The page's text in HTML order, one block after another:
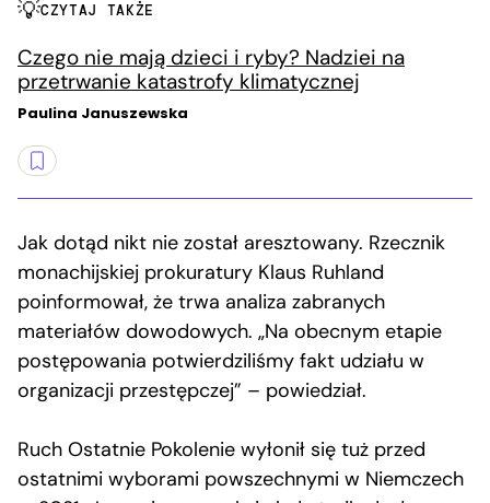
CZYTAJ TAKŻE
Czego nie mają dzieci i ryby? Nadziei na
przetrwanie katastrofy klimatycznej
Paulina Januszewska
Jak dotąd nikt nie został aresztowany. Rzecznik
monachijskiej prokuratury Klaus Ruhland
poinformował, że trwa analiza zabranych
materiałów dowodowych. „Na obecnym etapie
postępowania potwierdziliśmy fakt udziału w
organizacji przestępczej” – powiedział.
Ruch Ostatnie Pokolenie wyłonił się tuż przed
ostatnimi wyborami powszechnymi w Niemczech